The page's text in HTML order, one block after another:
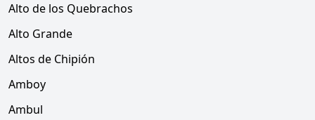
Alto de los Quebrachos
Alto Grande
Altos de Chipión
Amboy
Ambul